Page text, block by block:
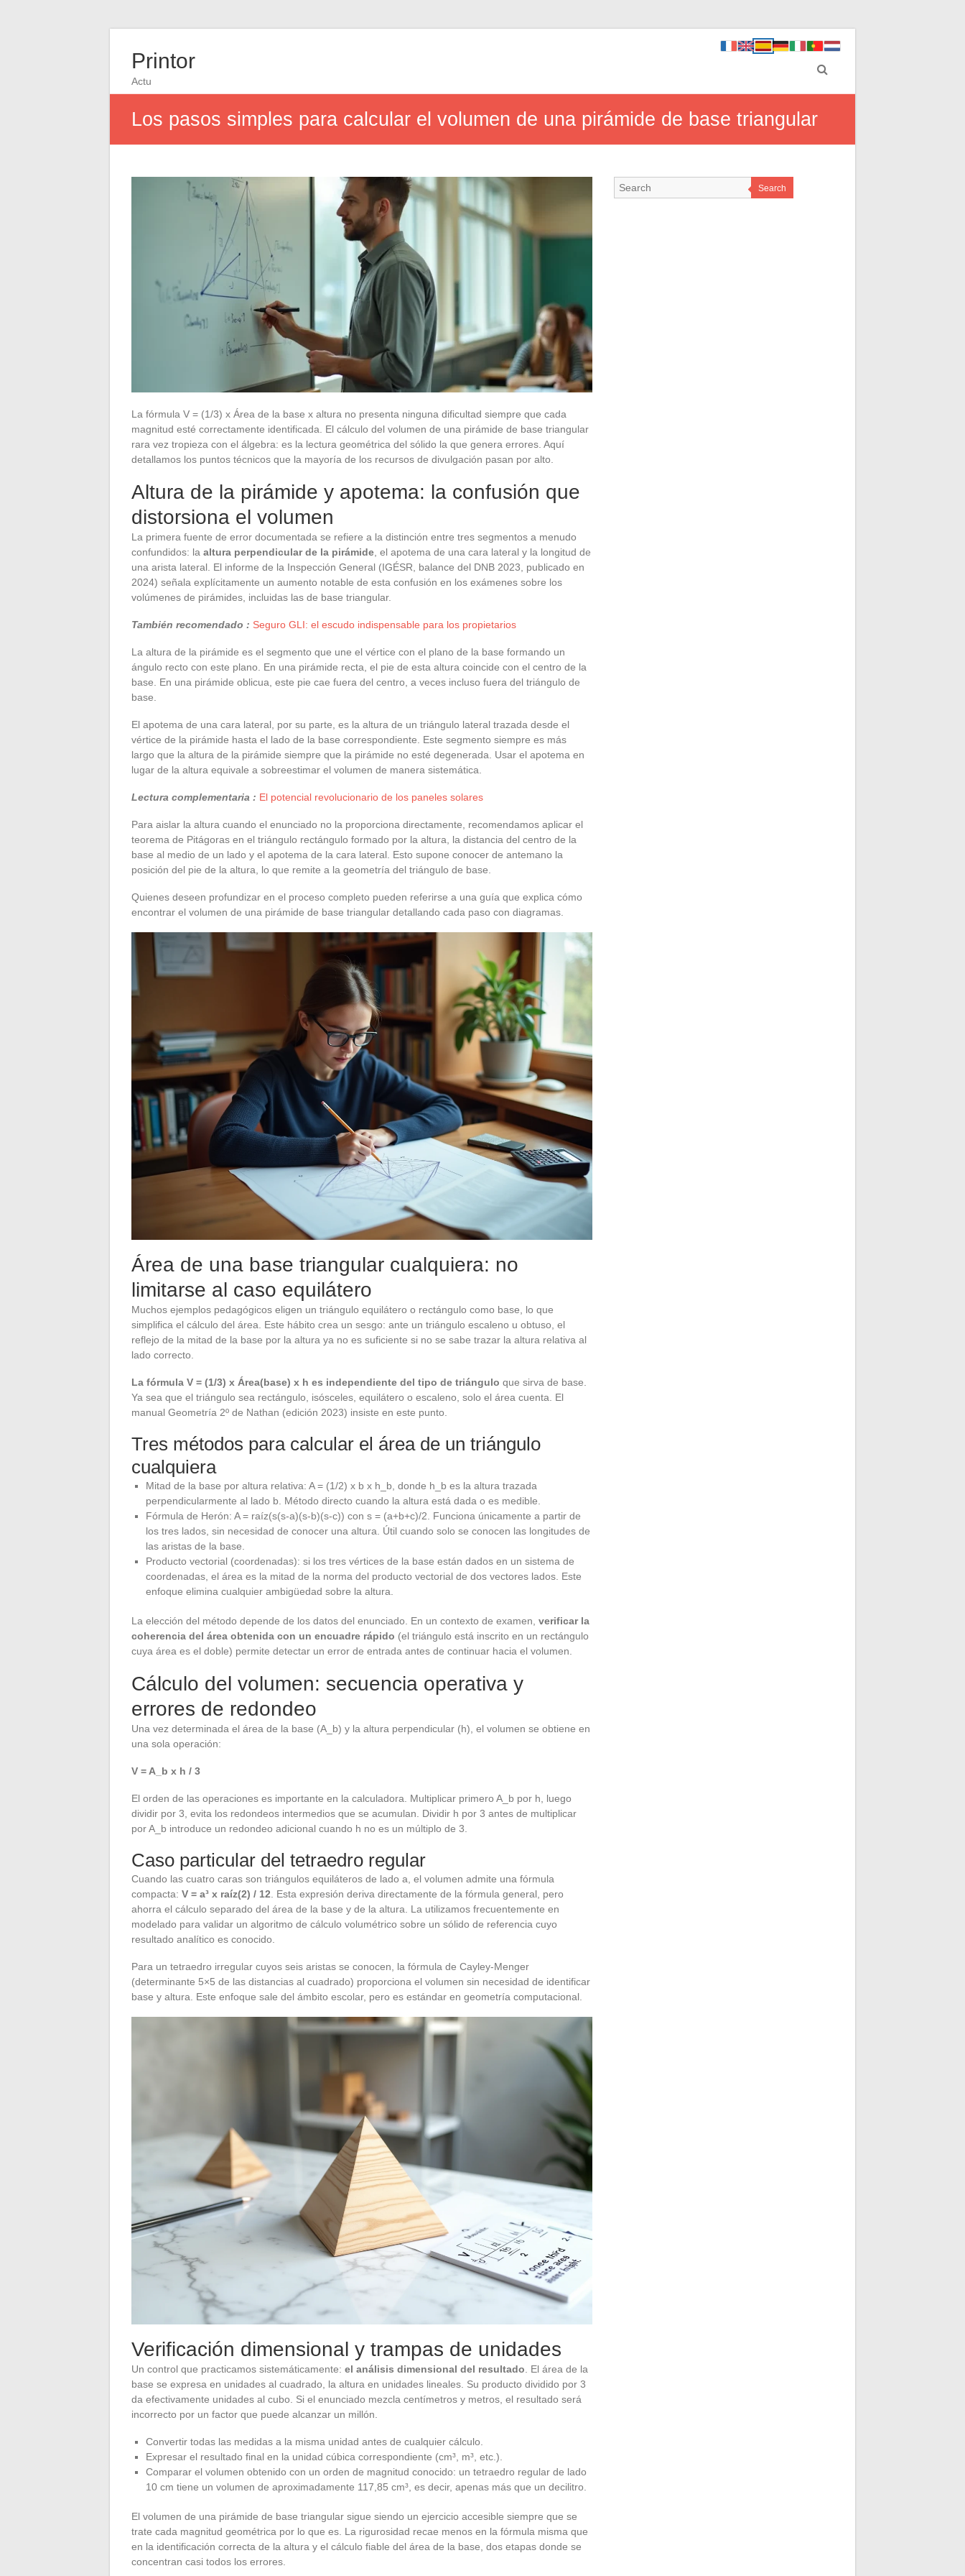
Printor
Actu
Los pasos simples para calcular el volumen de una pirámide de base triangular
La fórmula V = (1/3) x Área de la base x altura no presenta ninguna dificultad siempre que cada
magnitud esté correctamente identificada. El cálculo del volumen de una pirámide de base triangular
rara vez tropieza con el álgebra: es la lectura geométrica del sólido la que genera errores. Aquí
detallamos los puntos técnicos que la mayoría de los recursos de divulgación pasan por alto.
Altura de la pirámide y apotema: la confusión que
distorsiona el volumen
La primera fuente de error documentada se refiere a la distinción entre tres segmentos a menudo
confundidos: la altura perpendicular de la pirámide , el apotema de una cara lateral y la longitud de
una arista lateral. El informe de la Inspección General (IGÉSR, balance del DNB 2023, publicado en
2024) señala explícitamente un aumento notable de esta confusión en los exámenes sobre los
volúmenes de pirámides, incluidas las de base triangular.
También recomendado : Seguro GLI: el escudo indispensable para los propietarios
La altura de la pirámide es el segmento que une el vértice con el plano de la base formando un
ángulo recto con este plano. En una pirámide recta, el pie de esta altura coincide con el centro de la
base. En una pirámide oblicua, este pie cae fuera del centro, a veces incluso fuera del triángulo de
base.
El apotema de una cara lateral, por su parte, es la altura de un triángulo lateral trazada desde el
vértice de la pirámide hasta el lado de la base correspondiente. Este segmento siempre es más
largo que la altura de la pirámide siempre que la pirámide no esté degenerada. Usar el apotema en
lugar de la altura equivale a sobreestimar el volumen de manera sistemática.
Lectura complementaria : El potencial revolucionario de los paneles solares
Para aislar la altura cuando el enunciado no la proporciona directamente, recomendamos aplicar el
teorema de Pitágoras en el triángulo rectángulo formado por la altura, la distancia del centro de la
base al medio de un lado y el apotema de la cara lateral. Esto supone conocer de antemano la
posición del pie de la altura, lo que remite a la geometría del triángulo de base.
Quienes deseen profundizar en el proceso completo pueden referirse a una guía que explica cómo
encontrar el volumen de una pirámide de base triangular detallando cada paso con diagramas.
Área de una base triangular cualquiera: no
limitarse al caso equilátero
Muchos ejemplos pedagógicos eligen un triángulo equilátero o rectángulo como base, lo que
simplifica el cálculo del área. Este hábito crea un sesgo: ante un triángulo escaleno u obtuso, el
reflejo de la mitad de la base por la altura ya no es suficiente si no se sabe trazar la altura relativa al
lado correcto.
La fórmula V = (1/3) x Área(base) x h es independiente del tipo de triángulo que sirva de base.
Ya sea que el triángulo sea rectángulo, isósceles, equilátero o escaleno, solo el área cuenta. El
manual Geometría 2º de Nathan (edición 2023) insiste en este punto.
Tres métodos para calcular el área de un triángulo
cualquiera
Mitad de la base por altura relativa: A = (1/2) x b x h_b, donde h_b es la altura trazada
perpendicularmente al lado b. Método directo cuando la altura está dada o es medible.
Fórmula de Herón: A = raíz(s(s-a)(s-b)(s-c)) con s = (a+b+c)/2. Funciona únicamente a partir de
los tres lados, sin necesidad de conocer una altura. Útil cuando solo se conocen las longitudes de
las aristas de la base.
Producto vectorial (coordenadas): si los tres vértices de la base están dados en un sistema de
coordenadas, el área es la mitad de la norma del producto vectorial de dos vectores lados. Este
enfoque elimina cualquier ambigüedad sobre la altura.
La elección del método depende de los datos del enunciado. En un contexto de examen, verificar la
coherencia del área obtenida con un encuadre rápido (el triángulo está inscrito en un rectángulo
cuya área es el doble) permite detectar un error de entrada antes de continuar hacia el volumen.
Cálculo del volumen: secuencia operativa y
errores de redondeo
Una vez determinada el área de la base (A_b) y la altura perpendicular (h), el volumen se obtiene en
una sola operación:
V = A_b x h / 3
El orden de las operaciones es importante en la calculadora. Multiplicar primero A_b por h, luego
dividir por 3, evita los redondeos intermedios que se acumulan. Dividir h por 3 antes de multiplicar
por A_b introduce un redondeo adicional cuando h no es un múltiplo de 3.
Caso particular del tetraedro regular
Cuando las cuatro caras son triángulos equiláteros de lado a, el volumen admite una fórmula
compacta: V = a³ x raíz(2) / 12 . Esta expresión deriva directamente de la fórmula general, pero
ahorra el cálculo separado del área de la base y de la altura. La utilizamos frecuentemente en
modelado para validar un algoritmo de cálculo volumétrico sobre un sólido de referencia cuyo
resultado analítico es conocido.
Para un tetraedro irregular cuyos seis aristas se conocen, la fórmula de Cayley-Menger
(determinante 5×5 de las distancias al cuadrado) proporciona el volumen sin necesidad de identificar
base y altura. Este enfoque sale del ámbito escolar, pero es estándar en geometría computacional.
Verificación dimensional y trampas de unidades
Un control que practicamos sistemáticamente: el análisis dimensional del resultado . El área de la
base se expresa en unidades al cuadrado, la altura en unidades lineales. Su producto dividido por 3
da efectivamente unidades al cubo. Si el enunciado mezcla centímetros y metros, el resultado será
incorrecto por un factor que puede alcanzar un millón.
Convertir todas las medidas a la misma unidad antes de cualquier cálculo.
Expresar el resultado final en la unidad cúbica correspondiente (cm³, m³, etc.).
Comparar el volumen obtenido con un orden de magnitud conocido: un tetraedro regular de lado
10 cm tiene un volumen de aproximadamente 117,85 cm³, es decir, apenas más que un decilitro.
El volumen de una pirámide de base triangular sigue siendo un ejercicio accesible siempre que se
trate cada magnitud geométrica por lo que es. La rigurosidad recae menos en la fórmula misma que
en la identificación correcta de la altura y el cálculo fiable del área de la base, dos etapas donde se
concentran casi todos los errores.
Search